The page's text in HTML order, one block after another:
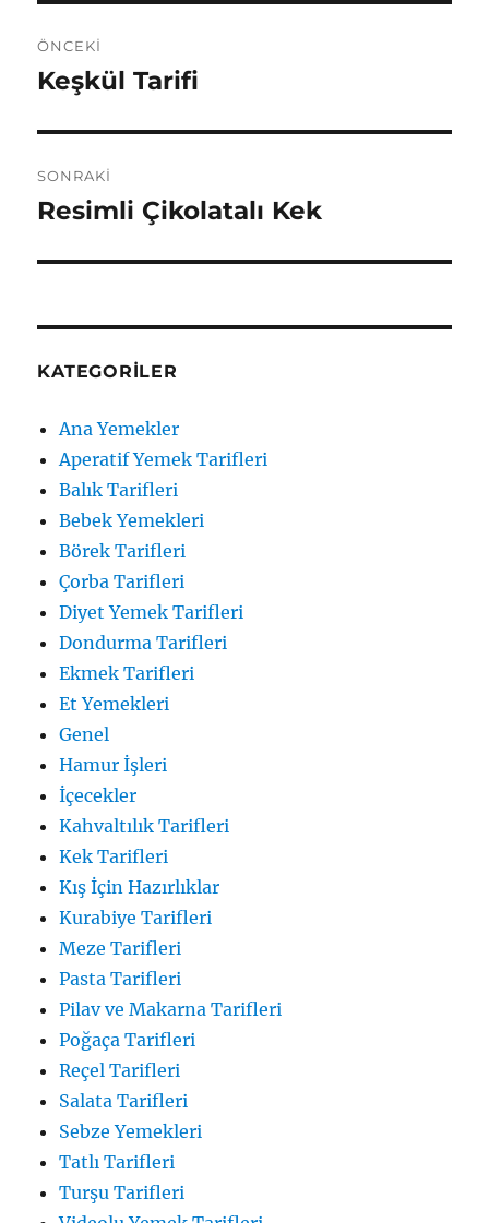
gezinmesi
ÖNCEKI
Önceki
Keşkül Tarifi
SONRAKI
Sonraki
Resimli Çikolatalı Kek
KATEGORILER
Ana Yemekler
Aperatif Yemek Tarifleri
Balık Tarifleri
Bebek Yemekleri
Börek Tarifleri
Çorba Tarifleri
Diyet Yemek Tarifleri
Dondurma Tarifleri
Ekmek Tarifleri
Et Yemekleri
Genel
Hamur İşleri
İçecekler
Kahvaltılık Tarifleri
Kek Tarifleri
Kış İçin Hazırlıklar
Kurabiye Tarifleri
Meze Tarifleri
Pasta Tarifleri
Pilav ve Makarna Tarifleri
Poğaça Tarifleri
Reçel Tarifleri
Salata Tarifleri
Sebze Yemekleri
Tatlı Tarifleri
Turşu Tarifleri